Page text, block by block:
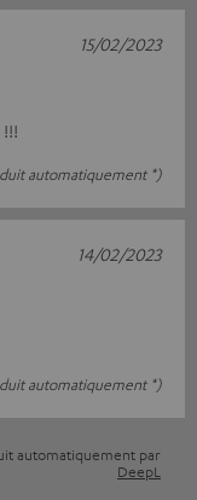
automatiquement *)
15/02/2023
automatiquement *)
14/02/2023
automatiquement par
DeepL